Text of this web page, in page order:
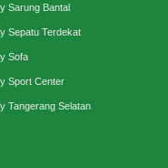
Sarung Bantal
Sepatu Terdekat
Sofa
Sport Center
Tangerang Selatan